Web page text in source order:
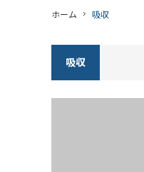
ホーム 吸収
吸収